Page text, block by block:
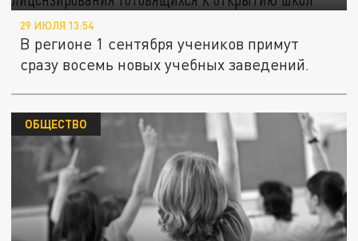
29 ИЮЛЯ 13:54
В регионе 1 сентября учеников примут
сразу восемь новых учебных заведений.
ОБЩЕСТВО